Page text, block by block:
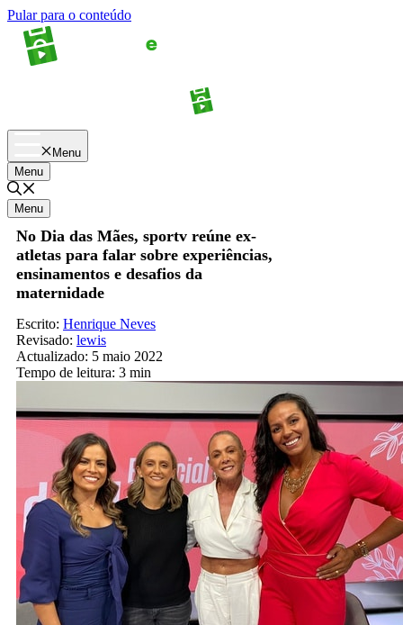
Pular para o conteúdo
Menu
Menu
Menu
No Dia das Mães, sportv reúne ex-
atletas para falar sobre experiências,
ensinamentos e desafios da
maternidade
Escrito: Henrique Neves
Revisado: lewis
Actualizado: 5 maio 2022
Tempo de leitura: 3 min